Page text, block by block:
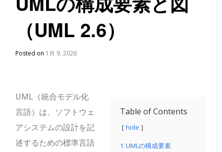
（UML 2.6）
Posted on 1月 9, 2026
Table of Contents
hide
1 UMLの構成要素
UML（統合モデル化
言語）は、ソフトウェ
アシステムの設計を記
述するための標準言語